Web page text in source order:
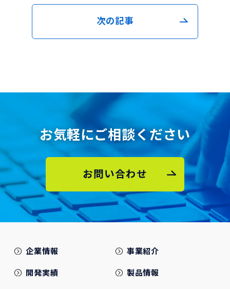
次の記事
お気軽にご相談ください
お問い合わせ
企業情報 事業紹介
開発実績 製品情報